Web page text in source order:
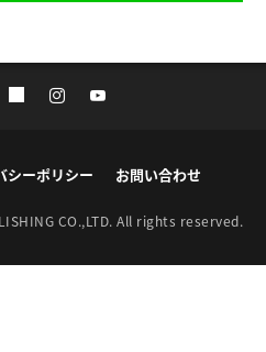
シーポリシー お問い合わせ
CO.,LTD. All rights reserved.